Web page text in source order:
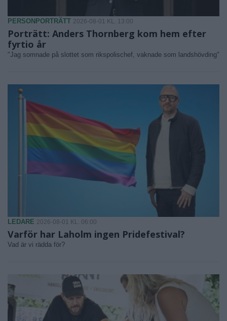
PERSONPORTRÄTT 2026-08-01 KL. 13:00
Porträtt: Anders Thornberg kom hem efter
fyrtio år
"Jag somnade på slottet som rikspolischef, vaknade som landshövding"
LEDARE 2026-08-01 KL. 06:00
Varför har Laholm ingen Pridefestival?
Vad är vi rädda för?